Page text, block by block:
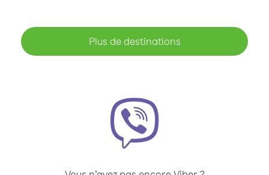
Plus de destinations